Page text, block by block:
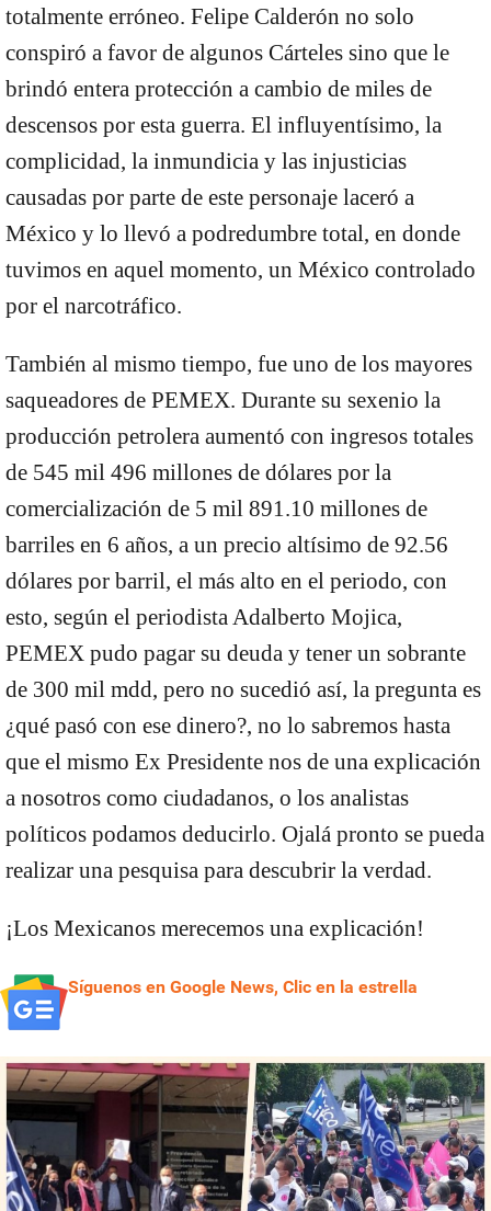
totalmente erróneo. Felipe Calderón no solo
conspiró a favor de algunos Cárteles sino que le
brindó entera protección a cambio de miles de
descensos por esta guerra. El influyentísimo, la
complicidad, la inmundicia y las injusticias
causadas por parte de este personaje laceró a
México y lo llevó a podredumbre total, en donde
tuvimos en aquel momento, un México controlado
por el narcotráfico.
También al mismo tiempo, fue uno de los mayores
saqueadores de PEMEX. Durante su sexenio la
producción petrolera aumentó con ingresos totales
de 545 mil 496 millones de dólares por la
comercialización de 5 mil 891.10 millones de
barriles en 6 años, a un precio altísimo de 92.56
dólares por barril, el más alto en el periodo, con
esto, según el periodista Adalberto Mojica,
PEMEX pudo pagar su deuda y tener un sobrante
de 300 mil mdd, pero no sucedió así, la pregunta es
¿qué pasó con ese dinero?, no lo sabremos hasta
que el mismo Ex Presidente nos de una explicación
a nosotros como ciudadanos, o los analistas
políticos podamos deducirlo. Ojalá pronto se pueda
realizar una pesquisa para descubrir la verdad.
¡Los Mexicanos merecemos una explicación!
Síguenos en Google News, Clic en la estrella